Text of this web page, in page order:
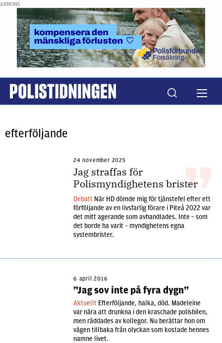
ANNONS
efterföljande
24 november 2025
Jag straffas för
Polismyndighetens brister
Debatt När HD dömde mig för tjänstefel efter ett
förföljande av en livsfarlig förare i Piteå 2022 var
det mitt agerande som avhandlades. Inte – som
det borde ha varit – myndighetens egna
systembrister.
6 april 2016
”Jag sov inte på fyra dygn”
Aktuellt Efterföljande, halka, död. Madeleine
var nära att drunkna i den kraschade polisbilen,
men räddades av kollegor. Nu berättar hon om
vägen tillbaka från olyckan som kostade hennes
namne livet.